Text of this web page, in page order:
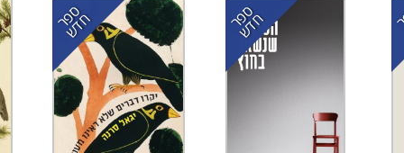
ס
פ
ר
ח
ד
ש ס
פ
ר
ח
ד
ש